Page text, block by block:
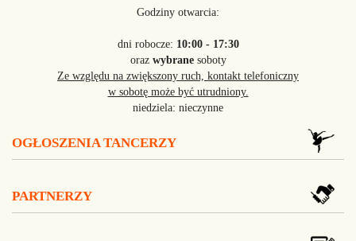
Godziny otwarcia:
dni robocze: 10:00 - 17:30
oraz wybranesoboty
Ze względu na zwiększony ruch, kontakt telefoniczny
w sobotę może być utrudniony.
niedziela: nieczynne
OGŁOSZENIA TANCERZY
PARTNERZY